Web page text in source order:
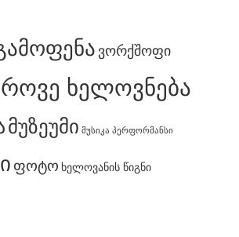
ვორქშოფი
ხელოვნება
მუზეუმი მუსიკა პერფორმანსი
ფოტო ხელოვანის წიგნი